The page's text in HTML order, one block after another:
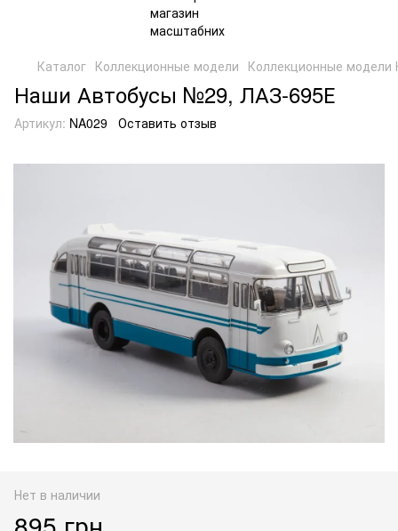
Каталог Коллекционные модели Коллекционные модели
Наши Автобусы №29, ЛАЗ-695Е
Артикул: NA029 Оставить отзыв
Нет в наличии